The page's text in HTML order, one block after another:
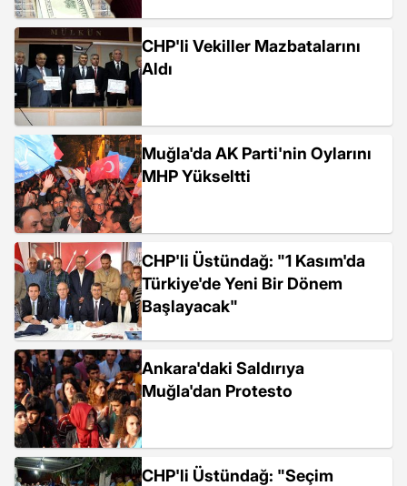
CHP'li Vekiller Mazbatalarını
Aldı
Muğla'da AK Parti'nin Oylarını
MHP Yükseltti
CHP'li Üstündağ: "1 Kasım'da
Türkiye'de Yeni Bir Dönem
Başlayacak"
Ankara'daki Saldırıya
Muğla'dan Protesto
CHP'li Üstündağ: "Seçim